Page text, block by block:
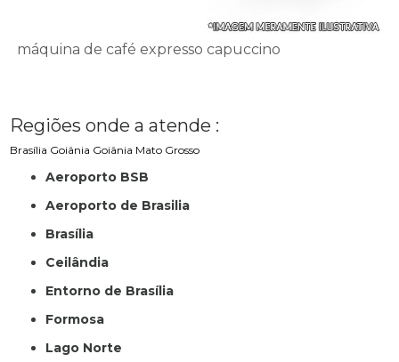
máquina de café expresso capuccino
Regiões onde a atende :
Brasília Goiânia Goiânia Mato Grosso
Aeroporto BSB
Aeroporto de Brasilia
Brasília
Ceilândia
Entorno de Brasília
Formosa
Lago Norte